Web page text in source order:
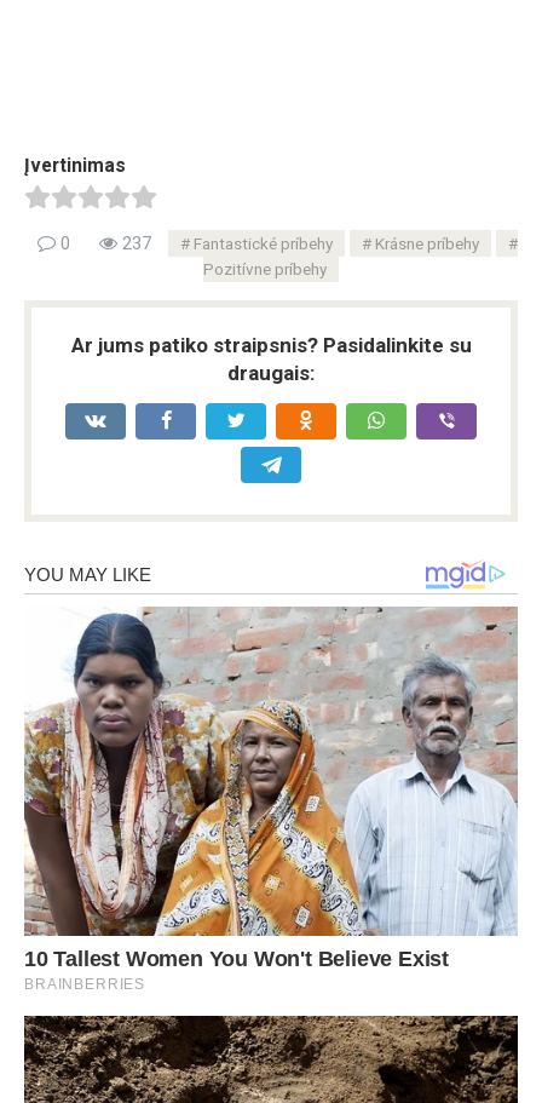
Įvertinimas
0 237 Fantastické príbehy
Krásne príbehy
Pozitívne príbehy
Ar jums patiko straipsnis? Pasidalinkite su
draugais: